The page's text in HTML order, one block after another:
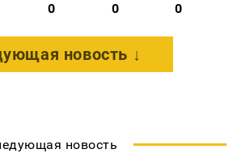
0 0 0
новость ↓
новость